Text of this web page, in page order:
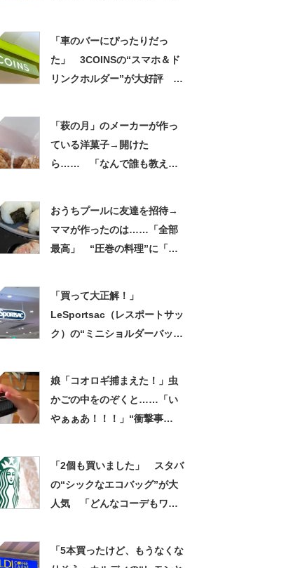
「車のバーにぴったりだっ
た」 3COINSの“スマホ＆ド
リンクホルダー”が大好評
「萩の月」のメーカーが作っ
ている洋菓子→開けた
ら…… 「なんで誰も教えて
おうちプールに友達を招待→
ママが作ったのは……「全部
最高」 “圧巻の料理”に「う
「買って大正解！」
LeSportsac（レスポートサッ
ク）の“ミニショルダーバッ
娘「コオロギ捕まえた！」虫
かごの中をのぞくと……「い
やぁぁあ！！！」“衝撃事
「2個も買いました」 スタバ
の“シックなエコバッグ”が大
人気 「どんなコーデもワン
「5本買ったけど、もうなくな